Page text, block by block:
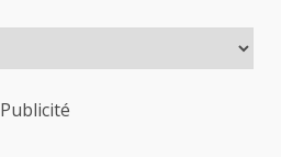
Publicité